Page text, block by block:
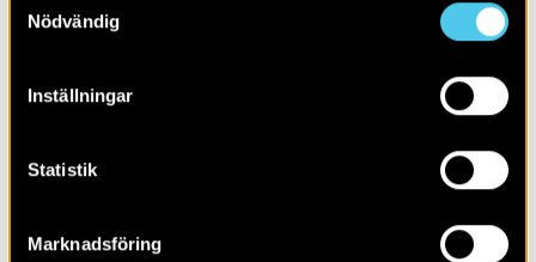
Nödvändig
Inställningar
Statistik
Marknadsföring